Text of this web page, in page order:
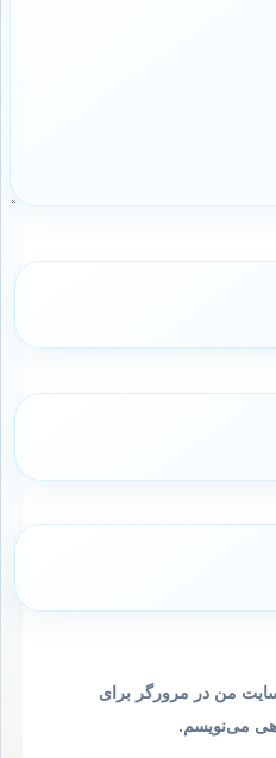
من در مرورگر برای
می‌نویسم.